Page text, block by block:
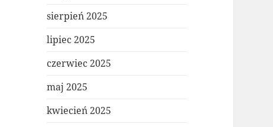
sierpień 2025
lipiec 2025
czerwiec 2025
maj 2025
kwiecień 2025